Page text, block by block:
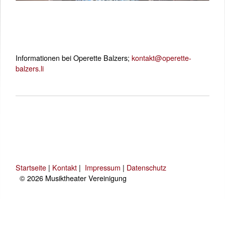
Informationen bei Operette Balzers; kontakt@operette-
balzers.li
Startseite | Kontakt | Impressum | Datenschutz
© 2026 Musiktheater Vereinigung